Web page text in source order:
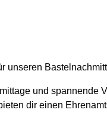
unseren
und spannende
dir einen